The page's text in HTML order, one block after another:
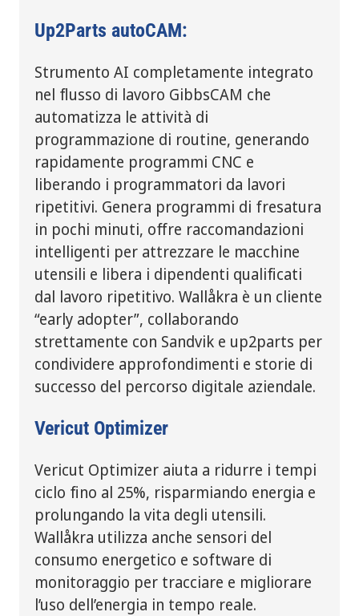
Up2Parts autoCAM:
Strumento AI completamente integrato
nel flusso di lavoro GibbsCAM che
automatizza le attività di
programmazione di routine, generando
rapidamente programmi CNC e
liberando i programmatori da lavori
ripetitivi. Genera programmi di fresatura
in pochi minuti, offre raccomandazioni
intelligenti per attrezzare le macchine
utensili e libera i dipendenti qualificati
dal lavoro ripetitivo. Wallåkra è un cliente
“early adopter”, collaborando
strettamente con Sandvik e up2parts per
condividere approfondimenti e storie di
successo del percorso digitale aziendale.
Vericut Optimizer
Vericut Optimizer aiuta a ridurre i tempi
ciclo fino al 25%, risparmiando energia e
prolungando la vita degli utensili.
Wallåkra utilizza anche sensori del
consumo energetico e software di
monitoraggio per tracciare e migliorare
l’uso dell’energia in tempo reale.